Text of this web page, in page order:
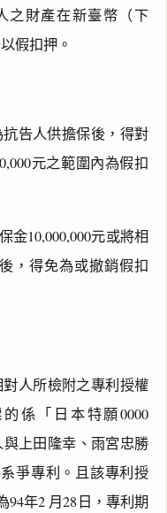
之財產在新臺幣（下
假扣押。
告人供擔保後，得對
元之範圍內為假扣
10,000,000元或將相
，得免為或撤銷假扣
人所檢附之專利授權
係「日本特願0000
與上田隆幸、雨宮忠勝
爭專利。且該專利授
94年2 月28日，專利期